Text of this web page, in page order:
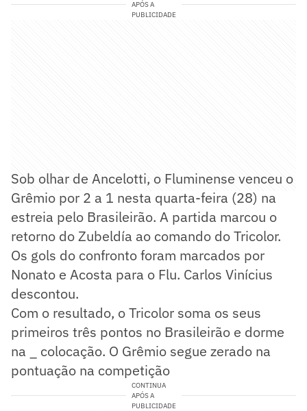
APÓS A
PUBLICIDADE
Sob olhar de Ancelotti, o Fluminense venceu o
Grêmio por 2 a 1 nesta quarta-feira (28) na
estreia pelo Brasileirão. A partida marcou o
retorno do Zubeldía ao comando do Tricolor.
Os gols do confronto foram marcados por
Nonato e Acosta para o Flu. Carlos Vinícius
descontou.
Com o resultado, o Tricolor soma os seus
primeiros três pontos no Brasileirão e dorme
na _ colocação. O Grêmio segue zerado na
pontuação na competição
CONTINUA
APÓS A
PUBLICIDADE